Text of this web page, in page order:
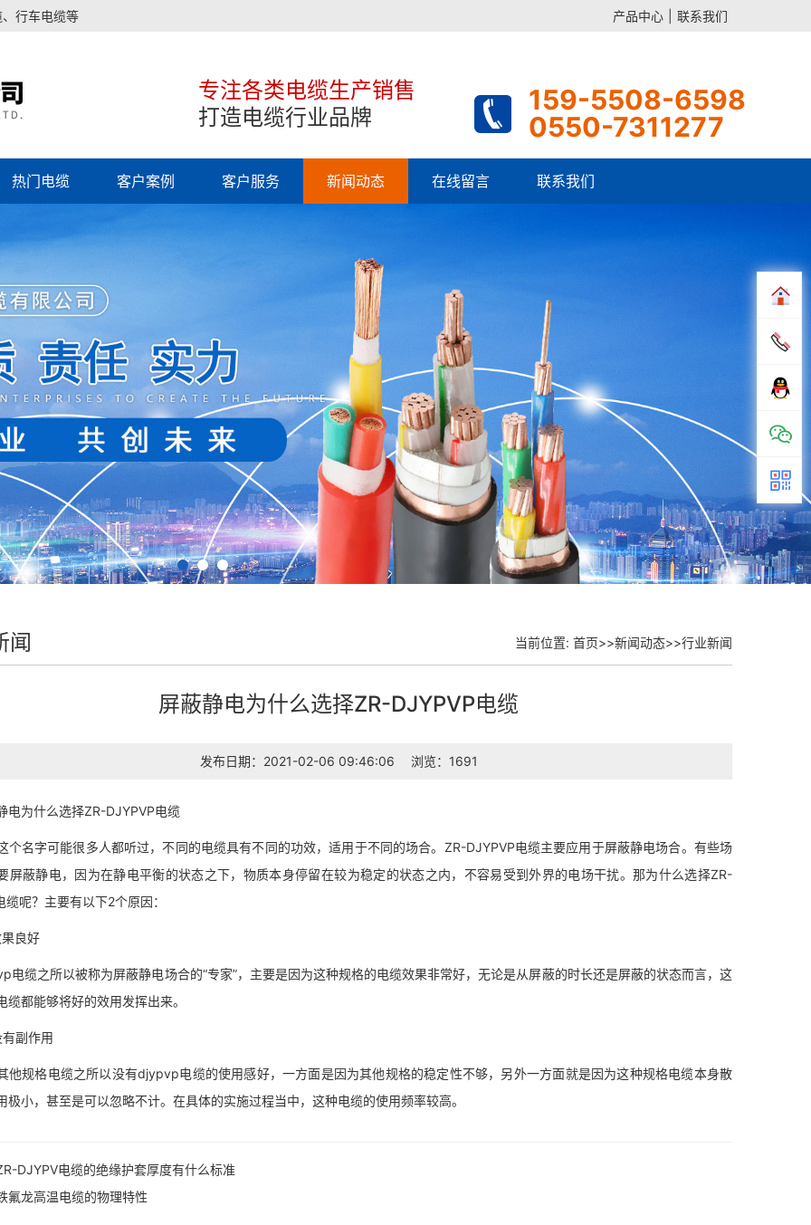
行车电缆等 产品中心 联系我们
专注各类电缆生产销售
打造电缆行业品牌
159-5508-6598
0550-7311277
热门电缆 客户案例 客户服务 新闻动态 在线留言 联系我们
闻 当前位置: 首页>>新闻动态>>行业新闻
屏蔽静电为什么选择ZR-DJYPVP电缆
发布日期：2021-02-06 09:46:06 浏览：1691
什么选择ZR-DJYPVP电缆
字可能很多人都听过，不同的电缆具有不同的功效，适用于不同的场合。ZR-DJYPVP电缆主要应用于屏蔽静电场合。有些场
屏蔽静电，因为在静电平衡的状态之下，物质本身停留在较为稳定的状态之内，不容易受到外界的电场干扰。那为什么选择ZR-
缆呢？主要有以下2个原因：
良好
之所以被称为屏蔽静电场合的“专家”，主要是因为这种规格的电缆效果非常好，无论是从屏蔽的时长还是屏蔽的状态而言，这
缆都能够将好的效用发挥出来。
作用
格电缆之所以没有djypvp电缆的使用感好，一方面是因为其他规格的稳定性不够，另外一方面就是因为这种规格电缆本身散
极小，甚至是可以忽略不计。在具体的实施过程当中，这种电缆的使用频率较高。
DJYPV电缆的绝缘护套厚度有什么标准
氟龙高温电缆的物理特性